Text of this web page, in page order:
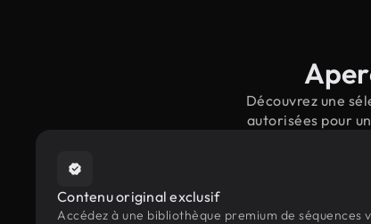
Découvrez une
autorisées pour
Contenu original exclusif
Accédez à une bibliothèque premium de séquences